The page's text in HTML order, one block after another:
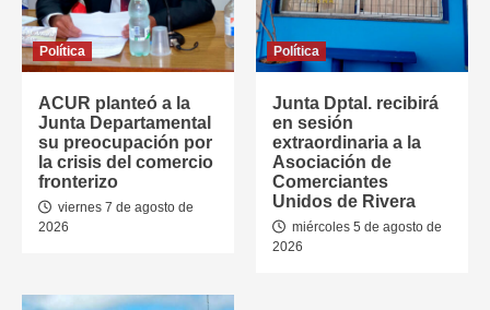
Política
ACUR planteó a la
Junta Departamental
su preocupación por
la crisis del comercio
fronterizo
viernes 7 de agosto de
2026
Política
Junta Dptal. recibirá
en sesión
extraordinaria a la
Asociación de
Comerciantes
Unidos de Rivera
miércoles 5 de agosto de
2026